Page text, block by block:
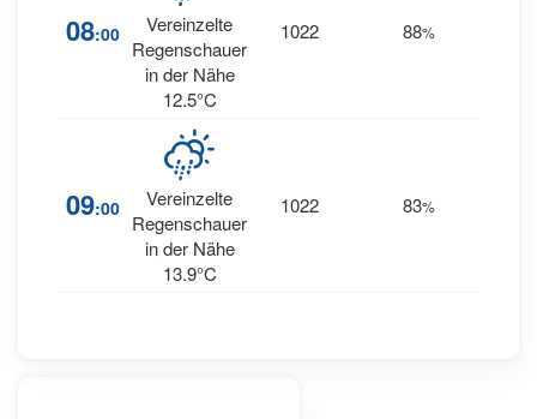
08:00
Vereinzelte
Regenschauer
in der Nähe
12.5°C
1022 88%
09:00
Vereinzelte
Regenschauer
in der Nähe
13.9°C
1022 83%